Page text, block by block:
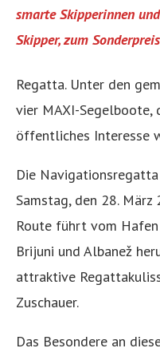
smarte Skipperinnen und
Skipper, zum Sonderpreis
Regatta. Unter den
vier MAXI-Segelboote,
öffentliches Interesse
Die Navigationsregatta
Samstag, den 28.
Route führt vom
Brijuni und Albanež
attraktive
Zuschauer.
Das Besondere an